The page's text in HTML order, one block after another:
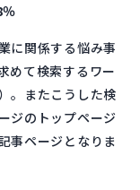
に関係する悩み事
めて検索するワー
。またこうした検
ジのトップページ
事ページとなりま